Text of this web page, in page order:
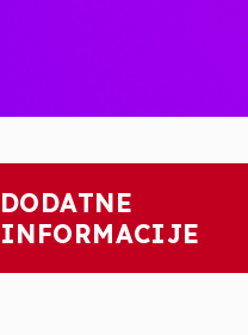
DODATNE
INFORMACIJE